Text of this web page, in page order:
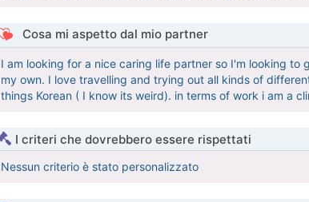
Cosa mi aspetto dal mio partner
I am looking for a nice caring life partner so I'm looking
my own. I love travelling and trying out all kinds of
things Korean ( I know its weird). in terms of work i am a
I criteri che dovrebbero essere rispettati
Nessun criterio è stato personalizzato